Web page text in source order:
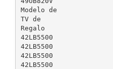
Modelo de
TV de
Regalo
42LB5500
42LB5500
42LB5500
42LB5500